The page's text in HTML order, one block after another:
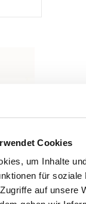
Cookies
um Inhalte
für soziale
auf unsere